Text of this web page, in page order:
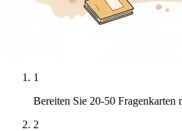
1
Bereiten Sie 20-50 Fragenkarten
2